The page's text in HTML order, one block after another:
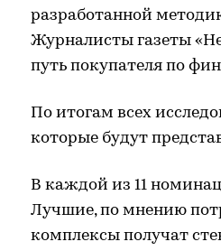
разработанной
Журналисты газеты
путь покупателя по
По итогам всех
которые будут
В каждой из 11
Лучшие, по мнению
комплексы получат